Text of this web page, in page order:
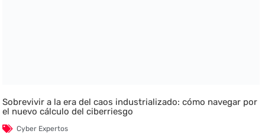
Sobrevivir a la era del caos industrializado: cómo navegar por
el nuevo cálculo del ciberriesgo
Cyber Expertos